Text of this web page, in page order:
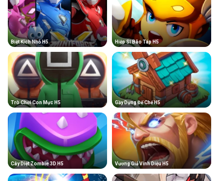
Biệt Kích Nhỏ H5 Hiệp Sĩ Bão Táp H5
Trò Chơi Con Mực H5 Gầy Dựng Đế Chế H5
Cây Diệt Zombie 3D H5 Vương Giả Vinh Diệu H5